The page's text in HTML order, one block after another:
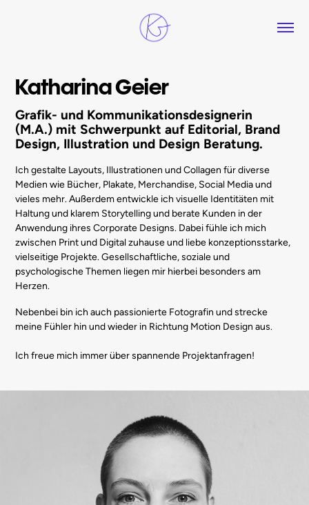
Katharina Geier
Grafik- und Kommunikationsdesignerin
(M.A.) mit Schwerpunkt auf Editorial, Brand
Design, Illustration und Design Beratung.
Ich gestalte Layouts, Illustrationen und Collagen für diverse
Medien wie Bücher, Plakate, Merchandise, Social Media und
vieles mehr. Außerdem entwickle ich visuelle Identitäten mit
Haltung und klarem Storytelling und berate Kunden in der
Anwendung ihres Corporate Designs. Dabei fühle ich mich
zwischen Print und Digital zuhause und liebe konzeptionsstarke,
vielseitige Projekte. Gesellschaftliche, soziale und
psychologische Themen liegen mir hierbei besonders am
Herzen.
Nebenbei bin ich auch passionierte Fotografin und strecke
meine Fühler hin und wieder in Richtung Motion Design aus.
Ich freue mich immer über spannende Projektanfragen!